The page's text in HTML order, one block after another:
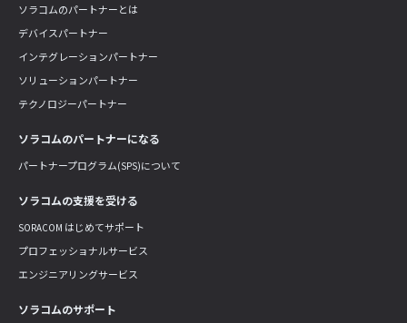
ソラコムのパートナーとは
デバイスパートナー
インテグレーションパートナー
ソリューションパートナー
テクノロジーパートナー
ソラコムのパートナーになる
パートナープログラム(SPS)について
ソラコムの支援を受ける
SORACOM はじめてサポート
プロフェッショナルサービス
エンジニアリングサービス
ソラコムのサポート